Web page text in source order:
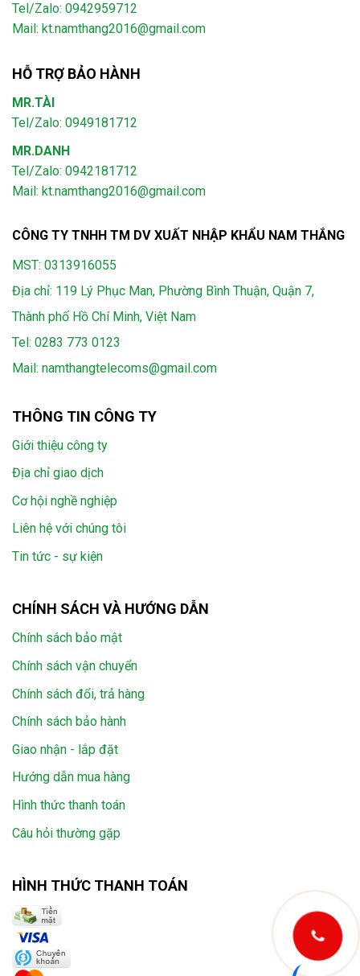
Tel/Zalo: 0942959712
Mail: kt.namthang2016@gmail.com
HỖ TRỢ BẢO HÀNH
MR.TÀI
Tel/Zalo: 0949181712
MR.DANH
Tel/Zalo: 0942181712
Mail: kt.namthang2016@gmail.com
CÔNG TY TNHH TM DV XUẤT NHẬP KHẨU NAM THẮNG
MST: 0313916055
Địa chỉ: 119 Lý Phục Man, Phường Bình Thuận, Quận 7,
Thành phố Hồ Chí Minh, Việt Nam
Tel: 0283 773 0123
Mail: namthangtelecoms@gmail.com
THÔNG TIN CÔNG TY
Giới thiệu công ty
Địa chỉ giao dịch
Cơ hội nghề nghiệp
Liên hệ với chúng tôi
Tin tức - sự kiện
CHÍNH SÁCH VÀ HƯỚNG DẪN
Chính sách bảo mật
Chính sách vận chuyển
Chính sách đổi, trả hàng
Chính sách bảo hành
Giao nhận - lắp đặt
Hướng dẫn mua hàng
Hình thức thanh toán
Câu hỏi thường gặp
HÌNH THỨC THANH TOÁN